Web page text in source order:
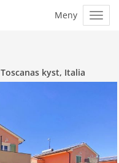
Toscanas kyst, Italia